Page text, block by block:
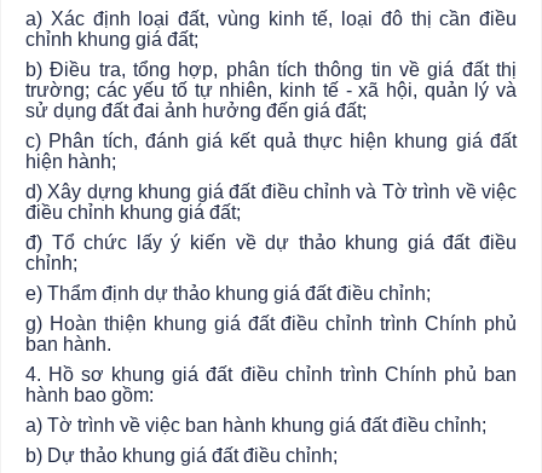
a) Xác định loại đất, vùng kinh tế, loại đô thị cần điều
chỉnh khung giá đất;
b) Điều tra, tổng hợp, phân tích thông tin về giá đất thị
trường; các yếu tố tự nhiên, kinh tế - xã hội, quản lý và
sử dụng đất đai ảnh hưởng đến giá đất;
c) Phân tích, đánh giá kết quả thực hiện khung giá đất
hiện hành;
d) Xây dựng khung giá đất điều chỉnh và Tờ trình về việc
điều chỉnh khung giá đất;
đ) Tổ chức lấy ý kiến về dự thảo khung giá đất điều
chỉnh;
e) Thẩm định dự thảo khung giá đất điều chỉnh;
g) Hoàn thiện khung giá đất điều chỉnh trình Chính phủ
ban hành.
4. Hồ sơ khung giá đất điều chỉnh trình Chính phủ ban
hành bao gồm:
a) Tờ trình về việc ban hành khung giá đất điều chỉnh;
b) Dự thảo khung giá đất điều chỉnh;